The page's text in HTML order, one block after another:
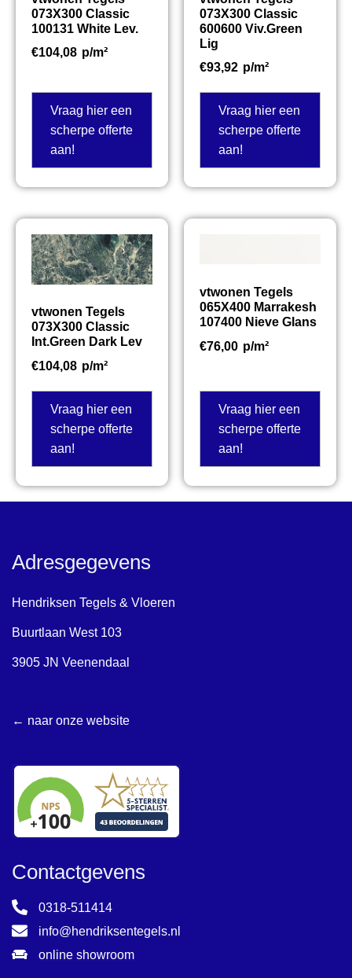
073X300 Classic
100131 White Lev.
€104,08 p/m²
Vraag hier een
scherpe offerte
aan!
073X300 Classic
600600 Viv.Green
Lig
€93,92 p/m²
Vraag hier een
scherpe offerte
aan!
vtwonen Tegels
073X300 Classic
Int.Green Dark Lev
€104,08 p/m²
Vraag hier een
scherpe offerte
aan!
vtwonen Tegels
065X400 Marrakesh
107400 Nieve Glans
€76,00 p/m²
Vraag hier een
scherpe offerte
aan!
Adresgegevens
Hendriksen Tegels & Vloeren
Buurtlaan West 103
3905 JN Veenendaal
← naar onze website
Contactgevens
0318-511414
info@hendriksentegels.nl
online showroom